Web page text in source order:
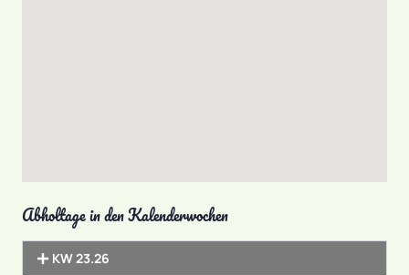
Abholtage in den Kalenderwochen
KW 23.26